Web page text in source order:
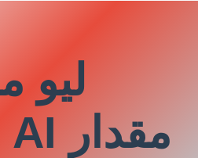
ليو
سمارٽ AI مقدار